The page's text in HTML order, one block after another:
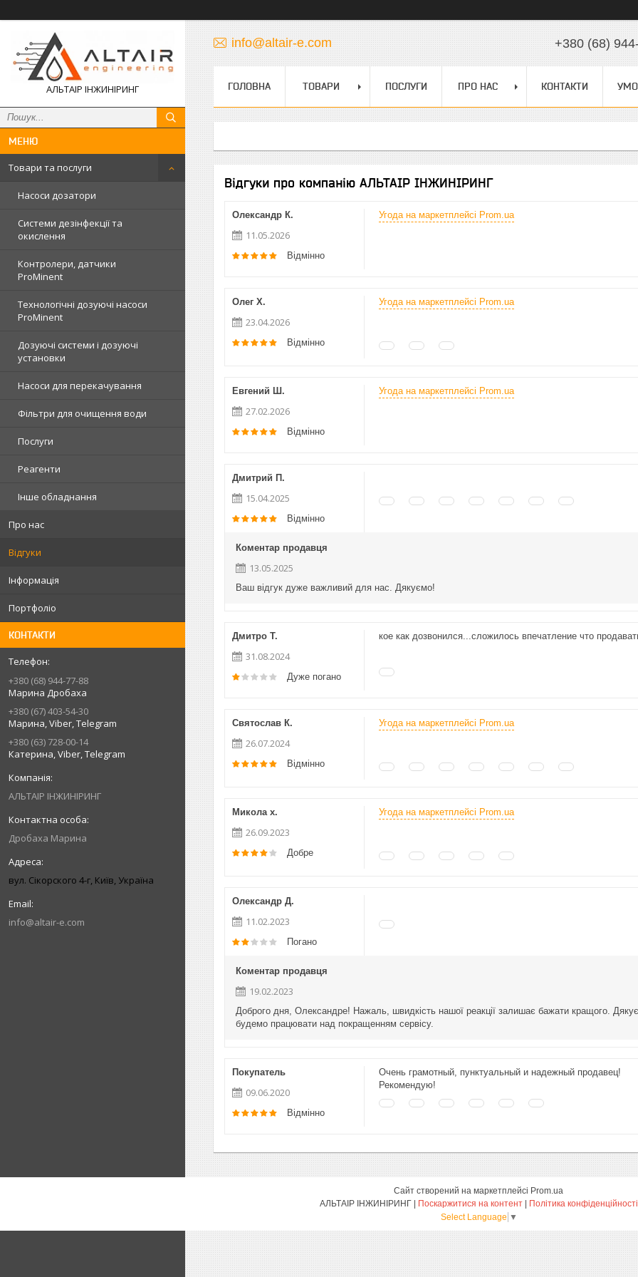
АЛЬТАІР ІНЖИНІРИНГ
Товари та послуги
Насоси дозатори
Системи дезінфекції та
окислення
Контролери, датчики
ProMinent
Технологічні дозуючі насоси
ProMinent
Дозуючі системи і дозуючі
установки
Насоси для перекачування
Фільтри для очищення води
Послуги
Реагенти
Інше обладнання
Про нас
Відгуки
Інформація
Портфоліо
КОНТАКТИ
+380 (68) 944-77-88
Марина Дробаха
+380 (67) 403-54-30
Марина, Viber, Telegram
+380 (63) 728-00-14
Катерина, Viber, Telegram
АЛЬТАІР ІНЖИНІРИНГ
Дробаха Марина
вул. Сікорского 4-г, Київ, Україна
info@altair-e.com
info@altair-e.com +380 (68)
ГОЛОВНА ТОВАРИ ПОСЛУГИ ПРО НАС КОНТАКТИ
Відгуки про компанію АЛЬТАІР ІНЖИНІРИНГ
Олександр К.
11.05.2026
Відмінно
Угода на маркетплейсі Prom.ua
Олег Х.
23.04.2026
Відмінно
Угода на маркетплейсі Prom.ua
Евгений Ш.
27.02.2026
Відмінно
Угода на маркетплейсі Prom.ua
Дмитрий П.
15.04.2025
Відмінно
Коментар продавця
13.05.2025
Ваш відгук дуже важливий для нас. Дякуємо!
Дмитро Т.
31.08.2024
Дуже погано
кое как дозвонился...сложилось впечатление что
Святослав К.
26.07.2024
Відмінно
Угода на маркетплейсі Prom.ua
Микола х.
26.09.2023
Добре
Угода на маркетплейсі Prom.ua
Олександр Д.
11.02.2023
Погано
Коментар продавця
19.02.2023
Доброго дня, Олександре! Нажаль, швидкість нашої реакції залишає бажати кращого.
будемо працювати над покращенням сервісу.
Покупатель
09.06.2020
Відмінно
Очень грамотный, пунктуальный и надежный продавец!
Рекомендую!
Сайт створений на маркетплейсі Prom.ua
Поскаржитися на контент
Політика конфіденційності
Select Language ▼